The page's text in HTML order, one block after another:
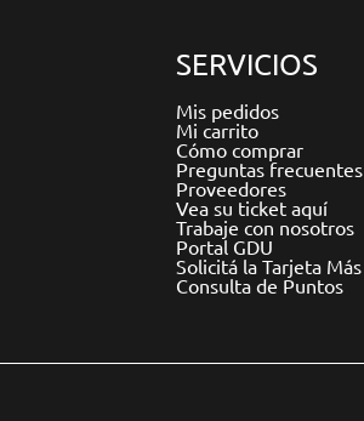
SERVICIOS
Mis pedidos
Mi carrito
Cómo comprar
Preguntas frecuentes
Proveedores
Vea su ticket aquí
Trabaje con nosotros
Portal GDU
Solicitá la Tarjeta Más
Consulta de Puntos